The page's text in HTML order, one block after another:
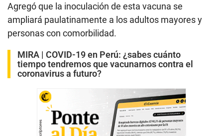
Agregó que la inoculación de esta vacuna se
ampliará paulatinamente a los adultos mayores y
personas con comorbilidad.
MIRA | COVID-19 en Perú: ¿sabes cuánto
tiempo tendremos que vacunarnos contra el
coronavirus a futuro?